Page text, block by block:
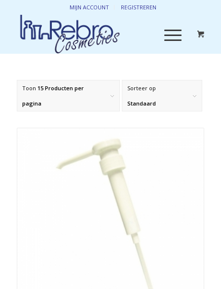
MIJN ACCOUNT REGISTREREN
Sorteer op
Standaard
Toon 15 Producten per
pagina